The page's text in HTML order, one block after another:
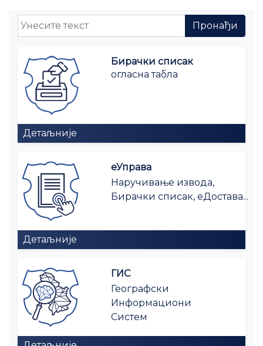
Бирачки списак
огласна табла
Детаљније
еУправа
Наручивање извода,
Бирачки списак, еДостава...
Детаљније
ГИС
Географски
Информациони
Систем